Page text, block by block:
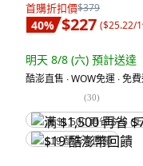
首購折扣價$379
40% $227 ($25.22/
明天 8/8 (六) 預計送達
酷澎直售 ∙ WOW免運 ∙ 免
(30)
满 $1,500 再省 $75 (
$19 酷澎幣回饋